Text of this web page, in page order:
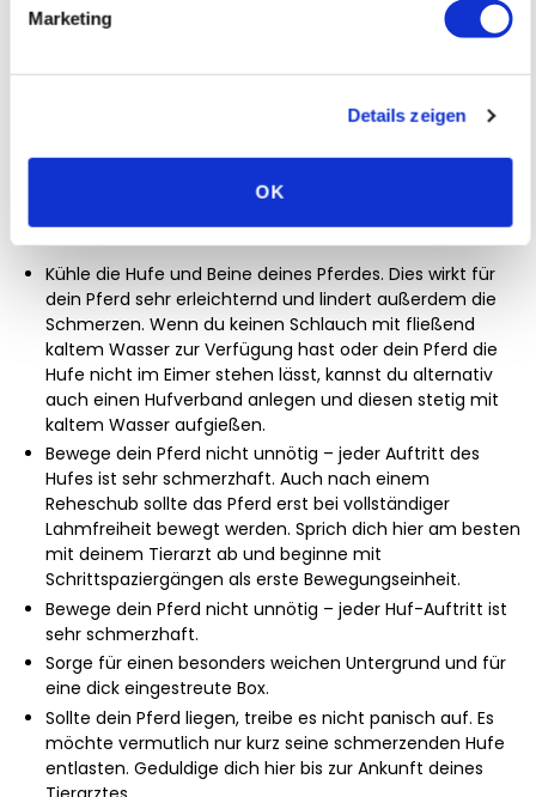
Marketing
Details zeigen
OK
verändern: in der Zehenwand entsteht ein Knick.
Pferd. Verständige daher umgehend deinen Tierarzt, wenn
Nachdem du deinen Tierarzt verständigt hast, steht die
Unterstützung und Schmerzlinderung deines Pferdes an
erster Stelle.
Kühle die Hufe und Beine deines Pferdes. Dies wirkt für
dein Pferd sehr erleichternd und lindert außerdem die
Schmerzen. Wenn du keinen Schlauch mit fließend
kaltem Wasser zur Verfügung hast oder dein Pferd die
Hufe nicht im Eimer stehen lässt, kannst du alternativ
auch einen Hufverband anlegen und diesen stetig mit
kaltem Wasser aufgießen.
Bewege dein Pferd nicht unnötig – jeder Auftritt des
Hufes ist sehr schmerzhaft. Auch nach einem
Reheschub sollte das Pferd erst bei vollständiger
Lahmfreiheit bewegt werden. Sprich dich hier am besten
mit deinem Tierarzt ab und beginne mit
Schrittspaziergängen als erste Bewegungseinheit.
Bewege dein Pferd nicht unnötig – jeder Huf-Auftritt ist
sehr schmerzhaft.
Sorge für einen besonders weichen Untergrund und für
eine dick eingestreute Box.
Sollte dein Pferd liegen, treibe es nicht panisch auf. Es
möchte vermutlich nur kurz seine schmerzenden Hufe
entlasten. Geduldige dich hier bis zur Ankunft deines